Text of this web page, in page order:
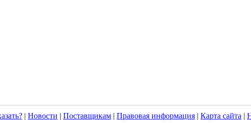
| Новости | Поставщикам | Правовая информация | Карта сайта |